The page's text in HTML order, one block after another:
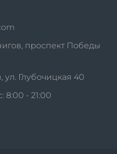
проспект Победы
ул. Глубочицкая 40
8:00 - 21:00